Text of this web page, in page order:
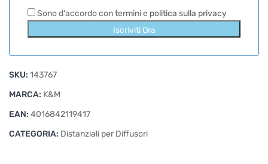
Sono d'accordo con termini e politica sulla privacy
Iscriviti Ora
SKU: 143767
MARCA: K&M
EAN: 4016842119417
CATEGORIA: Distanziali per Diffusori